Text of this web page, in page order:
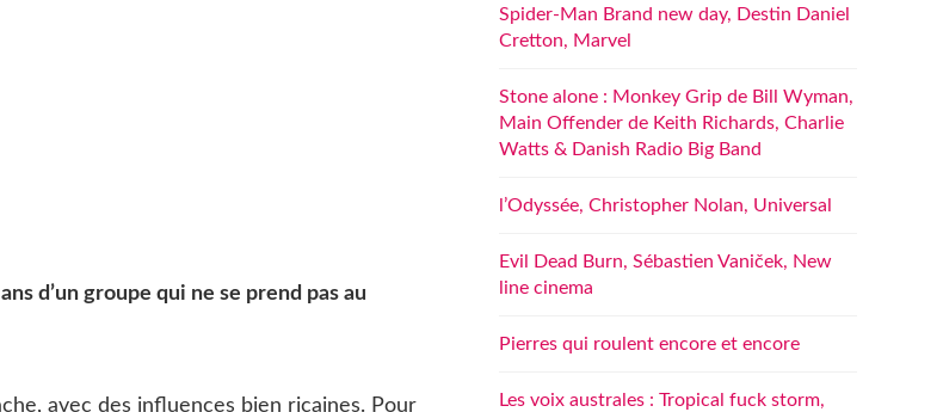
d’un groupe qui ne se prend pas au
avec des influences bien ricaines. Pour
Spider-Man Brand new day, Destin Daniel
Cretton, Marvel
Stone alone : Monkey Grip de Bill Wyman,
Main Offender de Keith Richards, Charlie
Watts & Danish Radio Big Band
l’Odyssée, Christopher Nolan, Universal
Evil Dead Burn, Sébastien Vaniček, New
line cinema
Pierres qui roulent encore et encore
Les voix australes : Tropical fuck storm,